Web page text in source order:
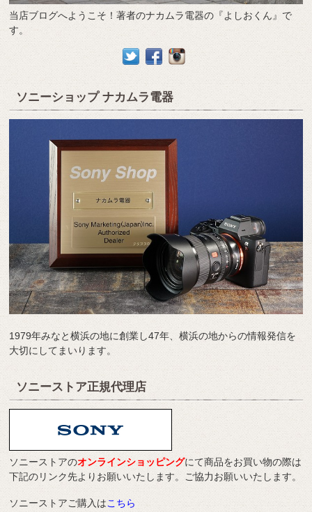
当店ブログへようこそ！著者のナカムラ電器の『よしおくん』で
す。
ソニーショップ ナカムラ電器
1979年みなと横浜の地に創業し47年、横浜の地からの情報発信を
大切にしてまいります。
ソニーストア正規代理店
ソニーストアのオンラインショッピングにて商品をお買い物の際は
下記のリンク先よりお願いいたします。ご協力お願いいたします。
ソニーストアご購入はこちら